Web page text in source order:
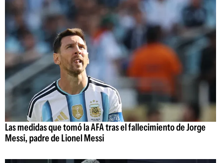
Las medidas que tomó la AFA tras el fallecimiento de Jorge
Messi, padre de Lionel Messi